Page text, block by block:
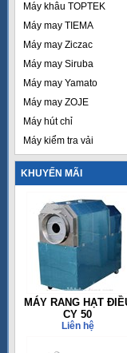
Máy khâu TOPTEK
Máy may TIEMA
Máy may Ziczac
Máy may Siruba
Máy may Yamato
Máy may ZOJE
Máy hút chỉ
Máy kiểm tra vải
KHUYẾN MÃI
MÁY RANG HẠT
CY 50
Liên hệ